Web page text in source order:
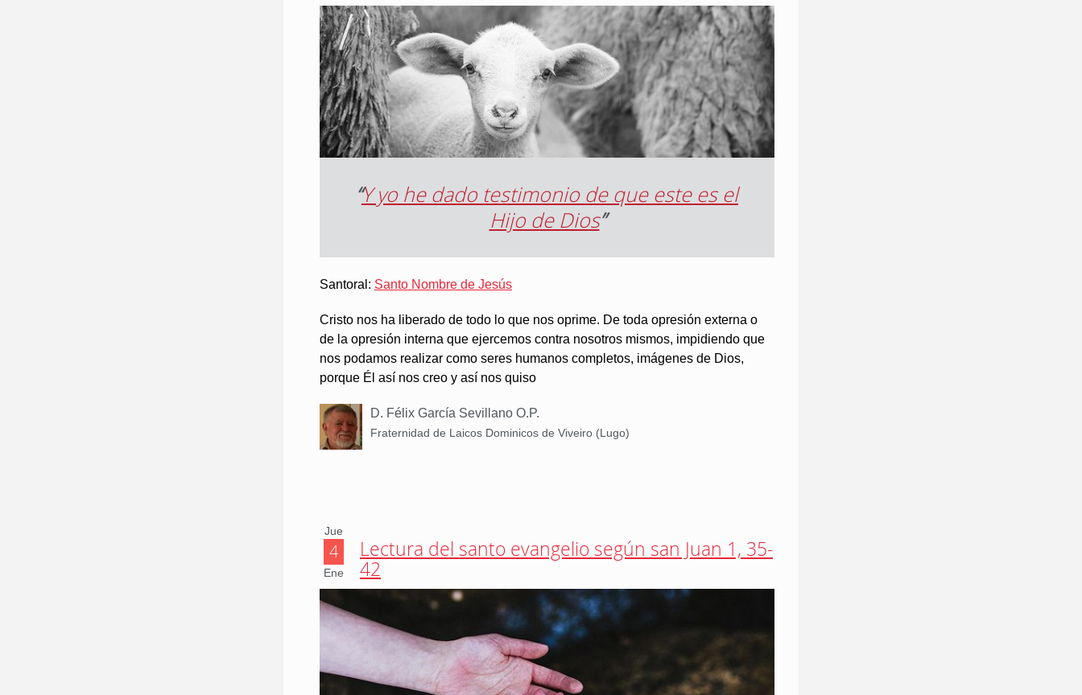
“Y yo he dado testimonio de que este es el
Hijo de Dios”
Santoral: Santo Nombre de Jesús
Cristo nos ha liberado de todo lo que nos oprime. De toda opresión externa o
de la opresión interna que ejercemos contra nosotros mismos, impidiendo que
nos podamos realizar como seres humanos completos, imágenes de Dios,
porque Él así nos creo y así nos quiso
D. Félix García Sevillano O.P.
Fraternidad de Laicos Dominicos de Viveiro (Lugo)
Jue
4
Ene
Lectura del santo evangelio según san Juan 1, 35-
42